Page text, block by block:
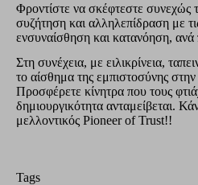
Φροντίστε να σκέφτεστε συνεχώς
συζήτηση και αλληλεπίδραση με
ενσυναίσθηση και κατανόηση,
Στη συνέχεια, με ειλικρίνεια,
το αίσθημα της εμπιστοσύνης
Προσφέρετε κίνητρα που τους
δημιουργικότητα ανταμείβεται.
μελλοντικός Pioneer of Trust!!
Tags